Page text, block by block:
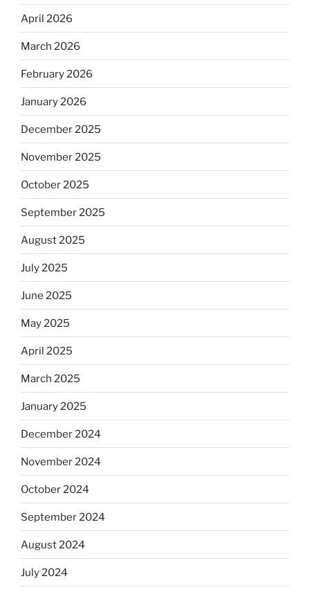
April 2026
March 2026
February 2026
January 2026
December 2025
November 2025
October 2025
September 2025
August 2025
July 2025
June 2025
May 2025
April 2025
March 2025
January 2025
December 2024
November 2024
October 2024
September 2024
August 2024
July 2024